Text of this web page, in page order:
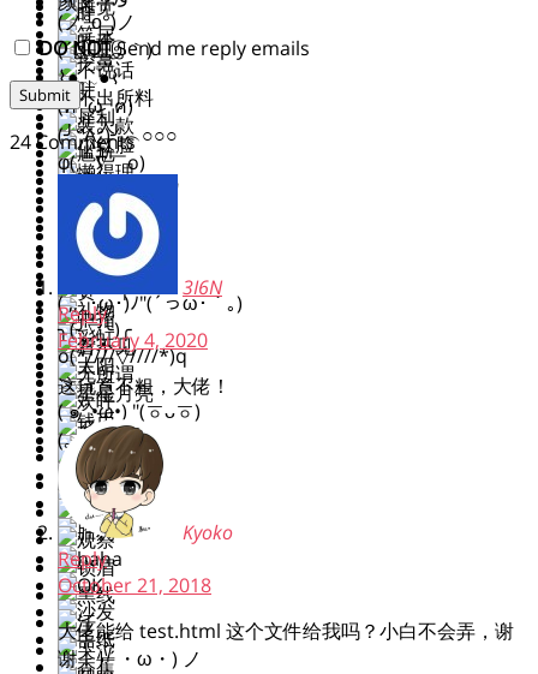
(ノ°ο°)ノ
(´இ皿இ｀)
⌇●﹏●⌇
(ฅ´ω`ฅ)
(╯°A°)╯︵○○○
φ(￣∇￣o)
ヾ(´･ ･｀｡)ノ"
( ง ᵒ̌皿ᵒ̌)ง⁼³₌₃
(ó﹏ò｡)
Σ(っ °Д °;)っ
( ,,´･ω･)ﾉ"(´っω･｀｡)
╮(╯▽╰)╭
o(*////▽////*)q
＞﹏＜
( ๑´•ω•) "(ㆆᴗㆆ)
(｡•ˇ‸ˇ•｡)
DO NOTSend me reply emails
24 Comments
3I6N
Reply
February 4, 2020
这玩意不粗，大佬！
Kyoko
Reply
October 21, 2018
大佬能给 test.html 这个文件给我吗？小白不会弄，谢
谢！|´・ω・) ノ